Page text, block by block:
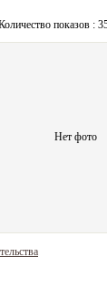
показов :
Нет фото